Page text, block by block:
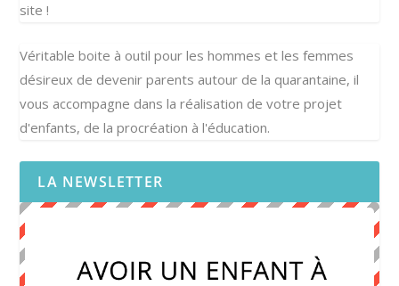
site !
Véritable boite à outil pour les hommes et les femmes
désireux de devenir parents autour de la quarantaine, il
vous accompagne dans la réalisation de votre projet
d'enfants, de la procréation à l'éducation.
LA NEWSLETTER